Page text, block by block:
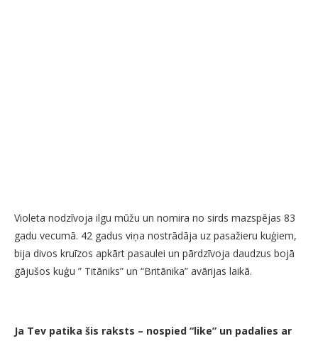
Violeta nodzīvoja ilgu mūžu un nomira no sirds mazspējas 83
gadu vecumā. 42 gadus viņa nostrādāja uz pasažieru kuģiem,
bija divos kruīzos apkārt pasaulei un pārdzīvoja daudzus bojā
gājušos kuģu ” Titāniks” un “Britānika” avārijas laikā.
Ja Tev patika šis raksts – nospied “like” un padalies ar